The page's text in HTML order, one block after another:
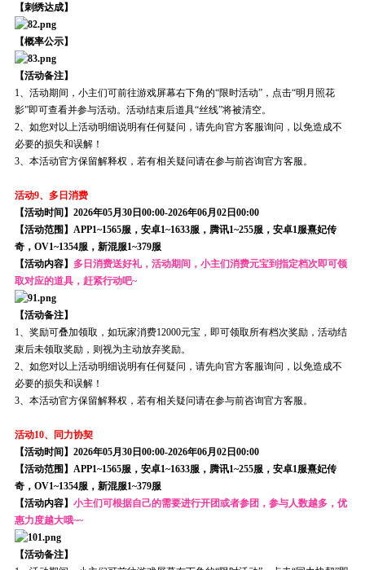
【刺绣达成】
【概率公示】
【活动备注】
1、活动期间，小主们可前往游戏屏幕右下角的“限时活动”，点击“明月照花
影”即可查看并参与活动。活动结束后道具“丝线”将被清空。
2、如您对以上活动明细说明有任何疑问，请先向官方客服询问，以免造成不
必要的损失和误解！
3、本活动官方保留解释权，若有相关疑问请在参与前咨询官方客服。
活动9、多日消费
【活动时间】2026年05月30日00:00-2026年06月02日00:00
【活动范围】APP1~1565服，安卓1~1633服，腾讯1~255服，安卓1服熹妃传
奇，OV1~1354服，新混服1~379服
【活动内容】 多日消费送好礼，活动期间，小主们消费元宝到指定档次即可领
取对应的道具，赶紧行动吧~
【活动备注】
1、奖励可叠加领取，如玩家消费12000元宝，即可领取所有档次奖励，活动结
束后未领取奖励，则视为主动放弃奖励。
2、如您对以上活动明细说明有任何疑问，请先向官方客服询问，以免造成不
必要的损失和误解！
3、本活动官方保留解释权，若有相关疑问请在参与前咨询官方客服。
活动10、同力协契
【活动时间】2026年05月30日00:00-2026年06月02日00:00
【活动范围】APP1~1565服，安卓1~1633服，腾讯1~255服，安卓1服熹妃传
奇，OV1~1354服，新混服1~379服
【活动内容】 小主们可根据自己的需要进行开团或者参团，参与人数越多，优
惠力度越大哦~~
【活动备注】